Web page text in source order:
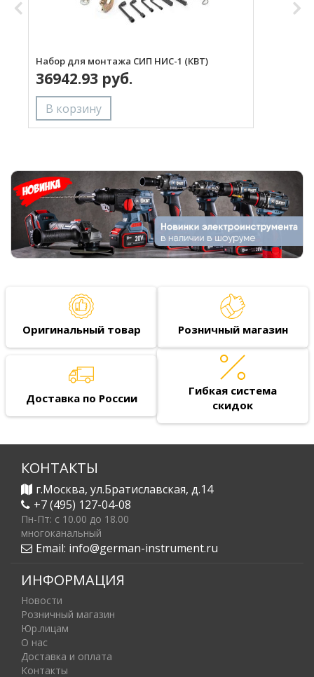
Набор для монтажа СИП НИС-1 (КВТ)
36942.93 руб.
Оригинальный товар Розничный магазин
Доставка по России
Гибкая система
скидок
КОНТАКТЫ
г.Москва, ул.Братиславская, д.14
+7 (495) 127-04-08
Пн-Пт: c 10.00 до 18.00
многоканальный
Email: info@german-instrument.ru
ИНФОРМАЦИЯ
Новости
Розничный магазин
Юр.лицам
О нас
Доставка и оплата
Контакты